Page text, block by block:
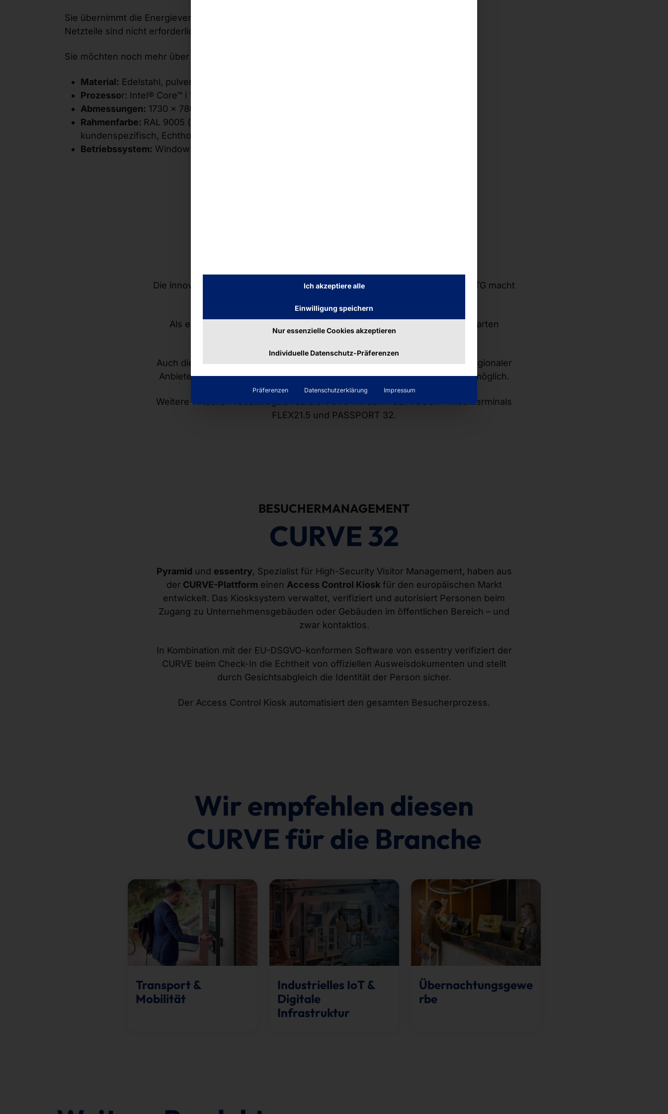
Sie übernimmt die Energieversorgung der umfangreichen Peripherie, weitere
Netzteile sind nicht erforderlich!
Sie möchten noch mehr über das Terminal wissen? Bitte schön!
Material: Edelstahl, pulverbeschichtet
Prozessor: Intel® Core™ i 10. Gen. (Comet Lake)
Abmessungen: 1730 × 780 × 500 mm (oberste Position)
Rahmenfarbe: RAL 9005 (schwarz) STANDARD, RAL 9010 (weiß), RAL
kundenspezifisch, Echtholz
Betriebssystem: Windows 11 IoT Enterprise
Die innovative Kombination aus Hardwarevon Pyramid und
von OTG macht
Als eKiosk verkauft er für VR Banken an über 25 Standorten Gutscheinkarten
(Amazon & Co.) und Tickets für regionale Veranstaltungen.
Auch die Buchung bzw. der Erwerb von Dienstleistungen und Produkten regionaler
Anbieter aus Industrie, Handwerk, Handel, Gastronomie und Hotellerie ist möglich.
Weitere virtuelle Produktregale realisiert OTG mit den POLYTOUCH® Kioskterminals
FLEX21.5 und PASSPORT 32.
BESUCHERMANAGEMENT
CURVE 32
Pyramid und essentry, Spezialist für High-Security Visitor Management, haben aus
der CURVE-Plattform einen Access Control Kioskfür den europäischen Markt
entwickelt. Das Kiosksystem verwaltet, verifiziert und autorisiert Personen beim
Zugang zu Unternehmensgebäuden oder Gebäuden im öffentlichen Bereich – und
zwar kontaktlos.
In Kombination mit der EU-DSGVO-konformen Software von essentry verifiziert der
CURVE beim Check-In die Echtheit von offiziellen Ausweisdokumenten und stellt
durch Gesichtsabgleich die Identität der Person sicher.
Der Access Control Kiosk automatisiert den gesamten Besucherprozess.
Wir empfehlen diesen
CURVE für die Branche
Transport &
Mobilität
Industrielles IoT &
Digitale
Infrastruktur
Übernachtungsgewe
rbe
Ich akzeptiere alle
Einwilligung speichern
Nur essenzielle Cookies akzeptieren
Individuelle Datenschutz-Präferenzen
Präferenzen Datenschutzerklärung Impressum